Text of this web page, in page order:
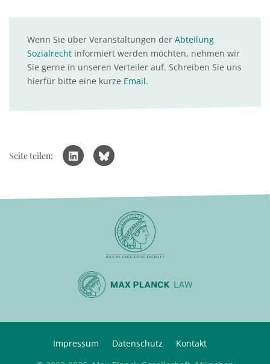
Wenn Sie über Veranstaltungen der Abteilung
Sozialrecht informiert werden möchten, nehmen wir
Sie gerne in unseren Verteiler auf. Schreiben Sie uns
hierfür bitte eine kurze Email.
Seite teilen:
Impressum Datenschutz
Kontakt